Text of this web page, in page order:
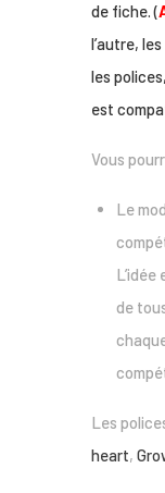
de fiche. (
l’autre,
les
est
Vous
Le
de
Les
heart,